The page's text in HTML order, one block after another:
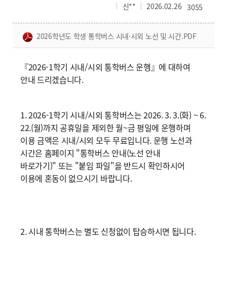
신** 2026.02.26 3055
2026학년도 학생 통학버스 시내·시외 노선 및 시간.PDF
『2026-1학기 시내/시외 통학버스 운행』에 대하여
안내 드리겠습니다.
1. 2026-1학기 시내/시외 통학버스는 2026. 3. 3.(화) ~ 6.
22.(월)까지 공휴일을 제외한 월~금 평일에 운행하며
이용 금액은 시내/시외 모두 무료입니다. 운행 노선과
시간은 홈페이지 "통학버스 안내(노선 안내
바로가기)" 또는 "붙임 파일"을 반드시 확인하시어
이용에 혼동이 없으시기 바랍니다.
2. 시내 통학버스는 별도 신청없이 탑승하시면 됩니다.